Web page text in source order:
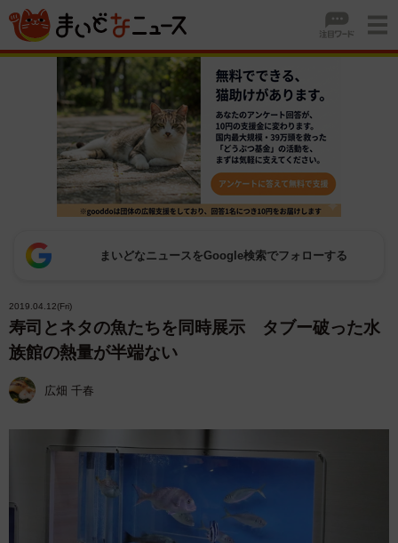
まいどなニュースをGoogle検索でフォローする
2019.04.12(Fri)
寿司とネタの魚たちを同時展示 タブー破った水
族館の熱量が半端ない
広畑 千春